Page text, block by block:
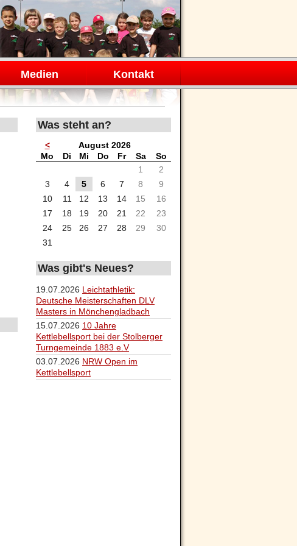
Medien Kontakt
Was steht an?
<
August 2026
Mo ntag
Di enstag
Mi ttwoch
Donnerstag
Freitag
Samstag
Sonntag
1
2
3
4 5 6 7 8
9
10
11 12 13 14 15
16
17
18 19 20 21 22
23
24
25 26 27 28 29
30
31
Was gibt's Neues?
19.07.2026 Leichtathletik:
Deutsche Meisterschaften DLV
Masters in Mönchengladbach
15.07.2026 10 Jahre
Kettlebellsport bei der Stolberger
Turngemeinde 1883 e.V
03.07.2026 NRW Open im
Kettlebellsport